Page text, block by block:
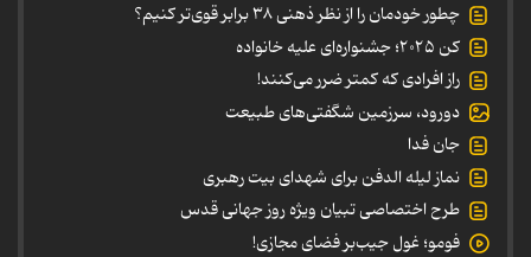
چطور خودمان را از نظر ذهنی ۳۸ برابر قوی‌تر کنیم؟
کن ۲۰۲۵؛ جشنواره‌ای علیه خانواده
راز افرادی که کمتر ضرر می‌کنند!
دورود، سرزمین شگفتی‌های طبیعت
جان فدا
نماز لیله الدفن برای شهدای بیت رهبری
طرح اختصاصی تبیان ویژه روز جهانی قدس
فومو؛ غول جیب‌بر فضای مجازی!